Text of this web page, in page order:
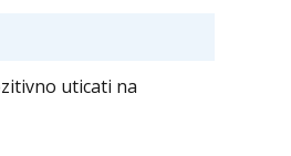
uticati na